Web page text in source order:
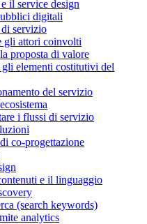
il service design
digitali
servizio
gli attori coinvolti
proposta di valore
elementi costitutivi del
del servizio
i flussi di servizio
co-progettazione
e il linguaggio
(search keywords)
analytics